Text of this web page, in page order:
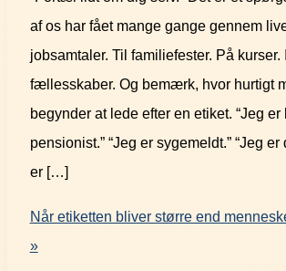
af os har fået mange gange gennem
jobsamtaler. Til familiefester. På kurser.
fællesskaber. Og bemærk, hvor hurtigt
begynder at lede efter en etiket. “Jeg er
pensionist.” “Jeg er sygemeldt.” “Jeg er
er […]
Når etiketten bliver større end
»